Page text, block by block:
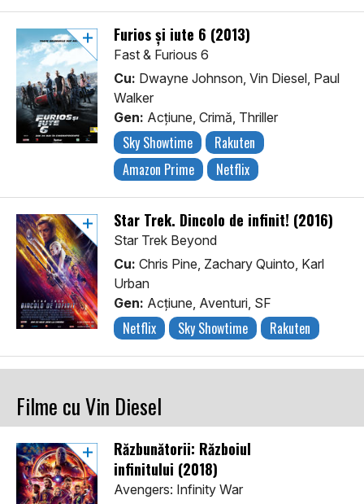
Furios și iute 6 (2013)
Fast & Furious 6
Cu: Dwayne Johnson, Vin Diesel, Paul
Walker
Gen: Acţiune, Crimă, Thriller
Sky Showtime
Rakuten
Amazon Prime
Netflix
Star Trek. Dincolo de infinit! (2016)
Star Trek Beyond
Cu: Chris Pine, Zachary Quinto, Karl
Urban
Gen: Acţiune, Aventuri, SF
Netflix Sky Showtime Rakuten
Filme cu Vin Diesel
Răzbunătorii: Războiul
infinitului (2018)
Avengers: Infinity War